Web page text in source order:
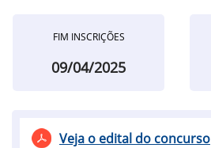
FIM INSCRIÇÕES
09/04/2025
Veja o edital do concurso